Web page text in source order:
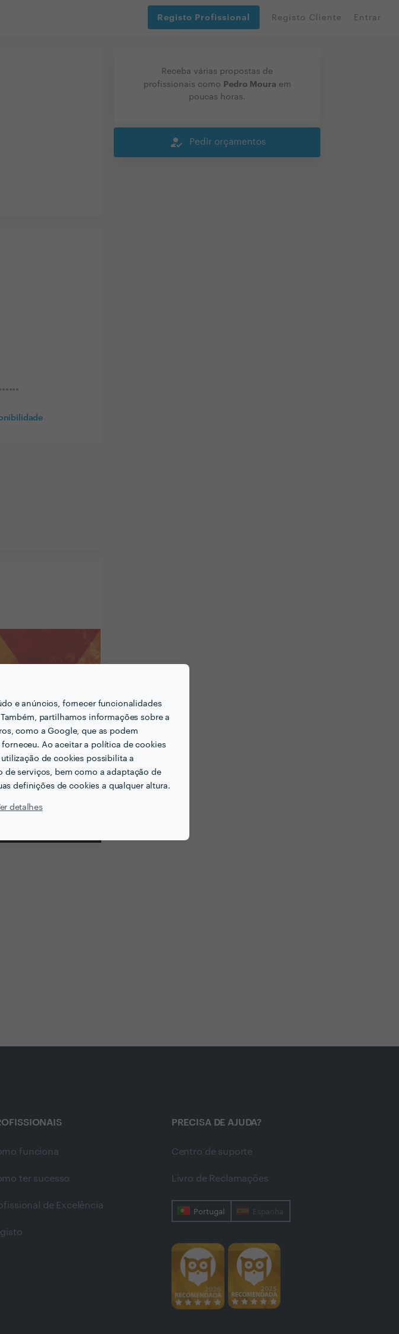
e anúncios, fornecer funcionalidades
partilhamos informações sobre a
como a Google, que as podem
Ao aceitar a política de cookies
de cookies possibilita a
de serviços, bem como a adaptação de
definições de cookies a qualquer altura.
detalhes
Registo Profissional Registo Cliente Entrar
Ver todas as
Receba várias propostas de
profissionais como Pedro Moura em
poucas horas.
how_to_reg Pedir orçamentos
funciona
ter sucesso
de Excelência
PRECISA DE AJUDA?
Centro de suporte
Livro de Reclamações
Portugal Espanha